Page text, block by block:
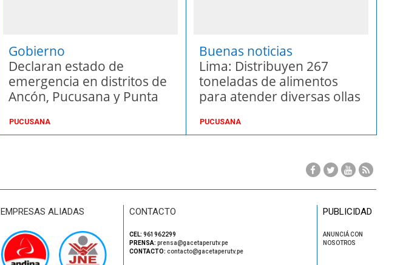
Gobierno
Declaran estado de
emergencia en distritos de
Ancón, Pucusana y Punta
PUCUSANA
Buenas noticias
Lima: Distribuyen 267
toneladas de alimentos
para atender diversas ollas
PUCUSANA
EMPRESAS ALIADAS CONTACTO
CEL: 961962299
PRENSA: prensa@gacetaperutv.pe
CONTACTO: contacto@gacetaperutv.pe
PUBLICIDAD
ANUNCIÁ CON
NOSOTROS